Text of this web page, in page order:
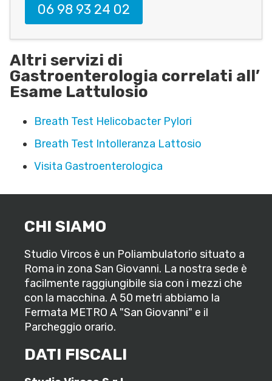
06 98 93 24 02
Altri servizi di
Gastroenterologia correlati all’
Esame Lattulosio
Breath Test Helicobacter Pylori
Breath Test Intolleranza Lattosio
Visita Gastroenterologica
CHI SIAMO
Studio Vircos è un Poliambulatorio situato a
Roma in zona San Giovanni. La nostra sede è
facilmente raggiungibile sia con i mezzi che
con la macchina. A 50 metri abbiamo la
Fermata METRO A "San Giovanni" e il
Parcheggio orario.
DATI FISCALI